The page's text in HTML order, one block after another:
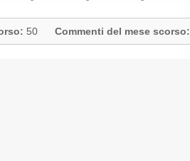
50 Commenti del mese scorso: